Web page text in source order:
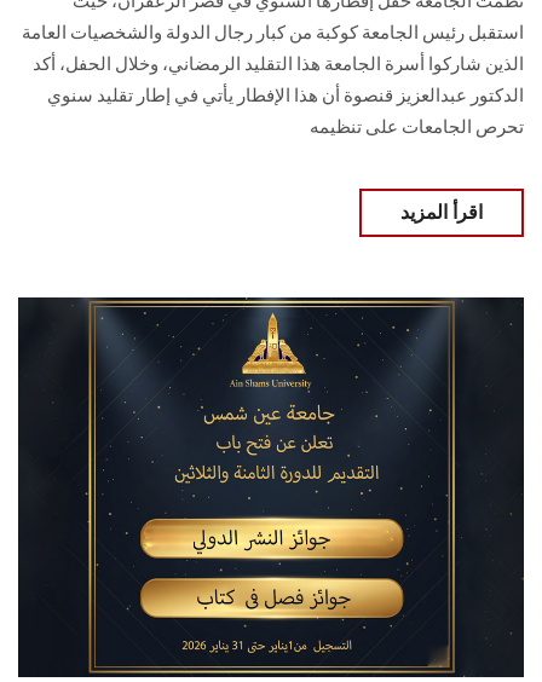
استقبل رئيس الجامعة كوكبة من كبار رجال الدولة والشخصيات العامة
الذين شاركوا أسرة الجامعة هذا التقليد الرمضاني، وخلال الحفل، أكد
الدكتور عبدالعزيز قنصوة أن هذا الإفطار يأتي في إطار تقليد سنوي
تحرص الجامعات على تنظيمه
اقرأ المزيد